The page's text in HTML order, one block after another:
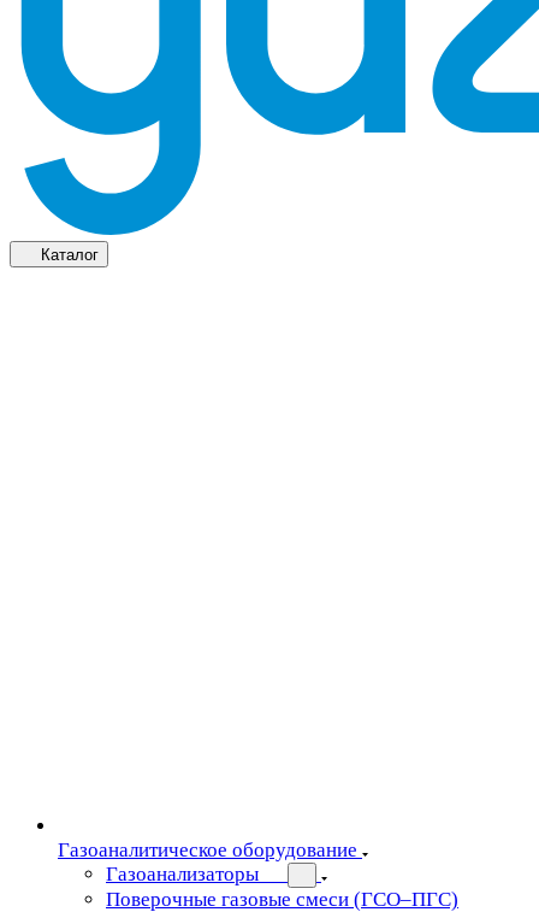
Каталог
Газоаналитическое оборудование
Газоанализаторы
Поверочные газовые смеси (ГСО–ПГС)